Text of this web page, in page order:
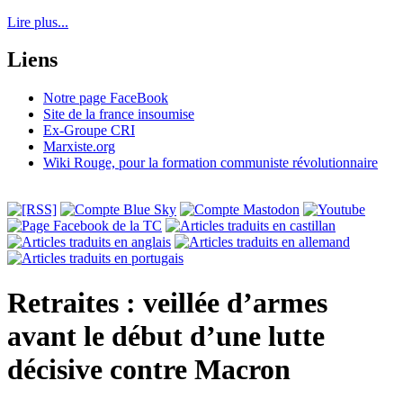
Lire plus...
Liens
Notre page FaceBook
Site de la france insoumise
Ex-Groupe CRI
Marxiste.org
Wiki Rouge, pour la formation communiste révolutionnaire
Retraites : veillée d’armes
avant le début d’une lutte
décisive contre Macron